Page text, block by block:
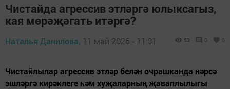
Чистайда агрессив этләргә юлыксагыз,
кая мөрәҗәгать итәргә?
Наталья Данилова, 11 май 2026 - 11:01 53 0 0
Чистайлылар агрессив этләр белән очрашканда нәрсә
эшләргә кирәклеге һәм хуҗаларның җаваплылыгы